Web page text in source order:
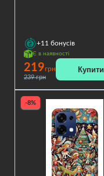
+11 бонусів
Є в наявності
219грн
239 грн
Купити
-8%